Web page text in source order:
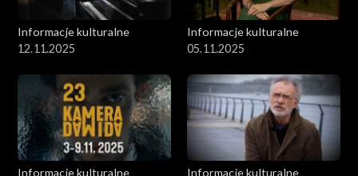
Informacje kulturalne
12.11.2025
Informacje kulturalne
05.11.2025
Informacje kulturalne
Informacje kulturalne